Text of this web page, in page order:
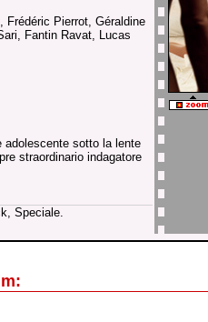
, Frédéric Pierrot, Géraldine
Fantin Ravat, Lucas
adolescente sotto la lente
straordinario indagatore
Speciale.